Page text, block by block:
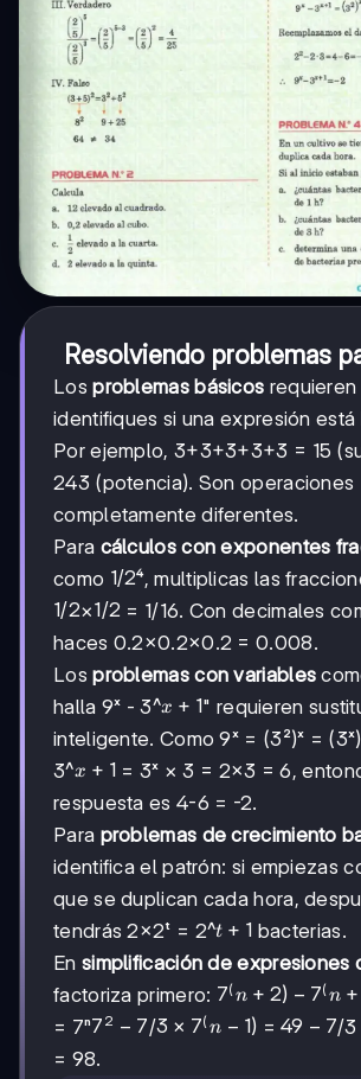
Resolviendo problemas
Losproblemas básicos requieren
identifiques si una expresión está
Por ejemplo, 3+3+3+3+3 = 15
243 (potencia). Son operaciones
completamente diferentes.
Para cálculos con exponentes
como 1/2
1/2⁴, multiplicas las
1/2
1/2×1/2
1/2 = 1/16. Con decimales
haces 0.2×0.2×0.2 = 0.008.
Losproblemas con variables
halla 9ˣ - 3^x+1
x + 1" requieren
inteligente. Como 9ˣ = (3²)ˣ =
3^x+1
x + 1 = 3ˣ × 3 = 2×3 = 6,
respuesta es 4-6 = -2.
Para problemas de crecimiento
identifica el patrón: si empiezas
que se duplican cada hora,
tendrás 2×2ᵗ = 2^t+1
t + 1 bacterias.
En simplificación de expresiones
factoriza primero: 7^(n+2)
-
7^(n+1)
7(n + 2) − 7(n +
= 7ⁿ7²
-
7
7 2 − 7/3×7^(n-
3 × 7(n − 1) =49-
49 − 7/3
= 98.